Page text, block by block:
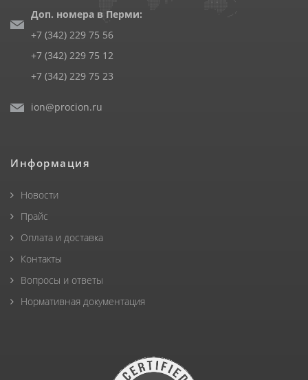
Доп. номера в Перми:
+7 (342) 229 75 56
+7 (342) 229 75 12
+7 (342) 229 75 23
ion@procion.ru
Информация
Новости
Прайс
Оплата и доставка
Контакты
Вопросы и ответы
Нормативная документация